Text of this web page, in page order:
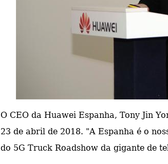
O CEO da Huawei Espanha, Tony Jin
23 de abril de 2018. "A Espanha é o
do 5G Truck Roadshow da gigante de